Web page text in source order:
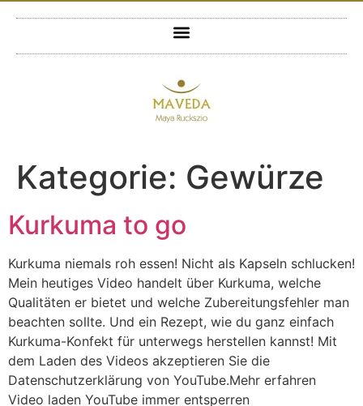
Kategorie: Gewürze
Kurkuma to go
Kurkuma niemals roh essen! Nicht als Kapseln schlucken!
Mein heutiges Video handelt über Kurkuma, welche
Qualitäten er bietet und welche Zubereitungsfehler man
beachten sollte. Und ein Rezept, wie du ganz einfach
Kurkuma-Konfekt für unterwegs herstellen kannst! Mit
dem Laden des Videos akzeptieren Sie die
Datenschutzerklärung von YouTube.Mehr erfahren
Video laden YouTube immer entsperren